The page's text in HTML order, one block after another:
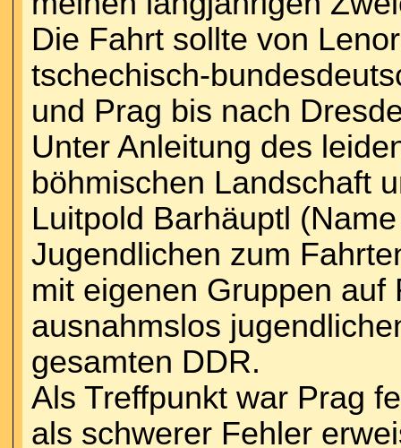
Die Fahrt sollte von
tschechisch-
und Prag bis nach
Unter Anleitung des
böhmischen Landschaft
Luitpold Barhäuptl
Jugendlichen zum
mit eigenen Gruppen
ausnahmslos
gesamten DDR.
Als Treffpunkt war Prag
als schwerer Fehler